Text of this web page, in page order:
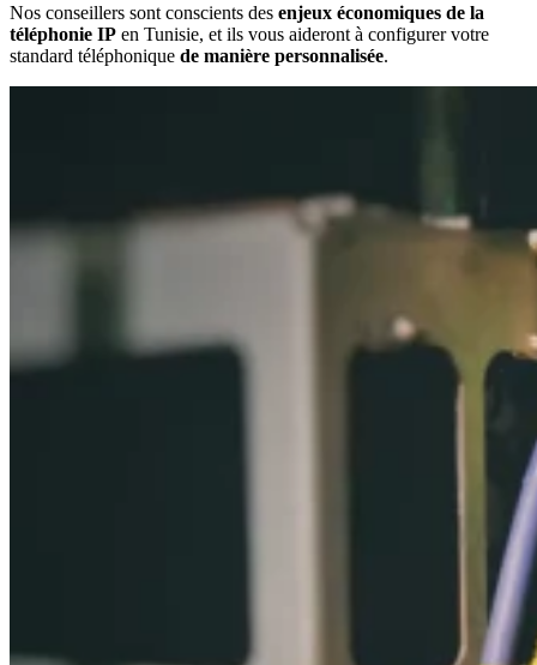
Nos conseillers sont conscients des enjeux économiques de la
téléphonie IP en Tunisie, et ils vous aideront à configurer votre
standard téléphonique de manière personnalisée.